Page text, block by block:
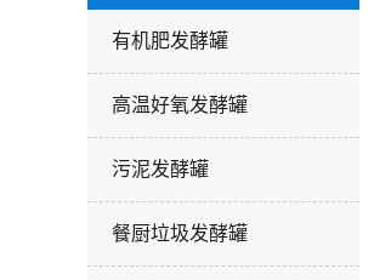
有机肥发酵罐
高温好氧发酵罐
污泥发酵罐
餐厨垃圾发酵罐